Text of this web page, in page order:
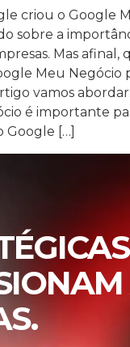
criou o Google
sobre a
Mas afinal,
Meu Negócio
vamos
é importante
Google […]